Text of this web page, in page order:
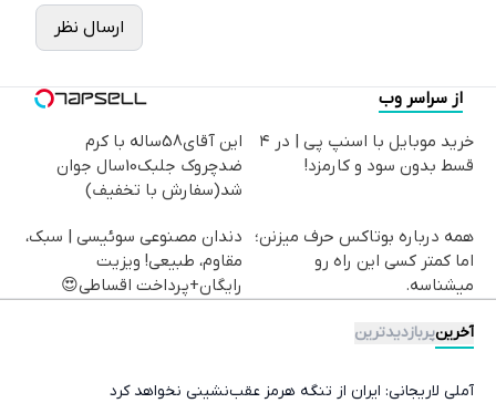
ارسال نظر
از سراسر وب
خرید موبایل با اسنپ پی | در ۴
قسط بدون سود و کارمزد!
این آقای58ساله با کرم
ضدچروک جلبک10سال جوان
شد(سفارش با تخفیف)
همه درباره بوتاکس حرف میزنن؛
اما کمتر کسی این راه رو
میشناسه.
دندان مصنوعی سوئیسی | سبک،
مقاوم، طبیعی! ویزیت
رایگان+پرداخت اقساطی😍
آخرینپربازدیدترین
آملی‌ لاریجانی: ایران از تنگه هرمز عقب‌نشینی نخواهد کرد